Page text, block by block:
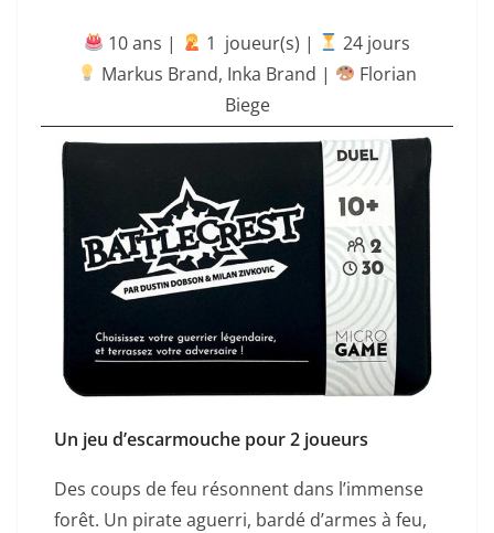
10 ans | ‍ 1 joueur(s) |
24 jours
Markus Brand, Inka Brand |
Florian
Biege
Un jeu d’escarmouche pour 2 joueurs
Des coups de feu résonnent dans l’immense
forêt. Un pirate aguerri, bardé d’armes à feu,